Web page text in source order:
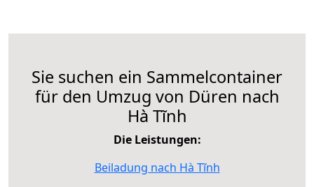
Sie suchen ein Sammelcontainer
für den Umzug von Düren nach
Hà Tĩnh
Die Leistungen:
Beiladung nach Hà Tĩnh